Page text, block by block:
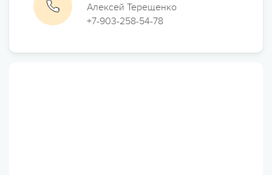
Алексей Терещенко
+7-903-258-54-78